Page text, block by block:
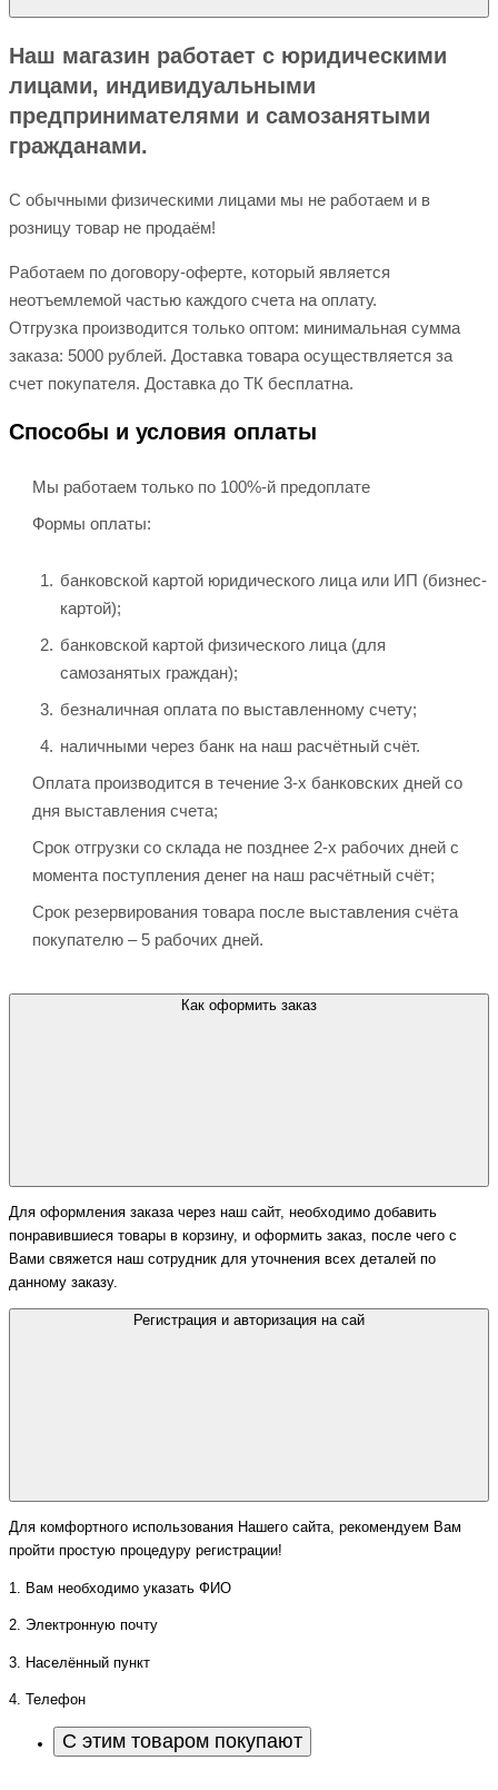
Наш магазин работает с юридическими
лицами, индивидуальными
предпринимателями и самозанятыми
гражданами.
С обычными физическими лицами мы не работаем и в
розницу товар не продаём!
Работаем по договору-оферте, который является
неотъемлемой частью каждого счета на оплату.
Отгрузка производится только оптом: минимальная сумма
заказа: 5000 рублей. Доставка товара осуществляется за
счет покупателя. Доставка до ТК бесплатна.
Способы и условия оплаты
Мы работаем только по 100%-й предоплате
Формы оплаты:
банковской картой юридического лица или ИП (бизнес-
картой);
банковской картой физического лица (для
самозанятых граждан);
безналичная оплата по выставленному счету;
наличными через банк на наш расчётный счёт.
Оплата производится в течение 3-х банковских дней со
дня выставления счета;
Срок отгрузки со склада не позднее 2-х рабочих дней с
момента поступления денег на наш расчётный счёт;
Срок резервирования товара после выставления счёта
покупателю – 5 рабочих дней.
Как оформить заказ
Для оформления заказа через наш сайт, необходимо добавить
понравившиеся товары в корзину, и оформить заказ, после чего с
Вами свяжется наш сотрудник для уточнения всех деталей по
данному заказу.
Регистрация и авторизация на сай
Для комфортного использования Нашего сайта, рекомендуем Вам
пройти простую процедуру регистрации!
1. Вам необходимо указать ФИО
2. Электронную почту
3. Населённый пункт
4. Телефон
С этим товаром покупают